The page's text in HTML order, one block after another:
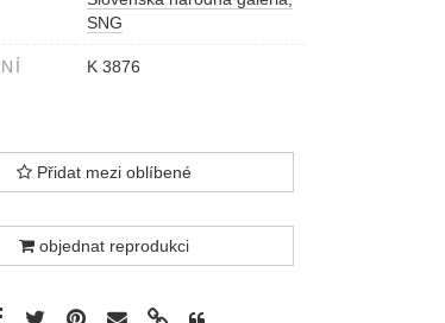
SNG
K 3876
Přidat mezi oblíbené
objednat reprodukci